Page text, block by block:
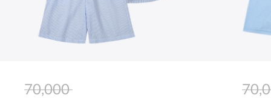
70,000